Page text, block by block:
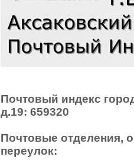
Почтовый индекс
д.19: 659320
Почтовые отделения,
переулок: